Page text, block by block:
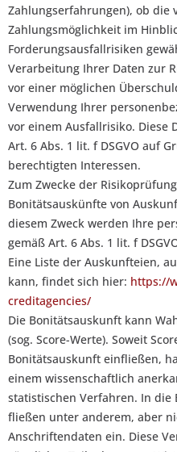
Zahlungserfahrungen), ob die
Zahlungsmöglichkeit im
Forderungsausfallrisiken
Verarbeitung Ihrer Daten zur
vor einer möglichen
Verwendung Ihrer
vor einem Ausfallrisiko. Diese
Art. 6 Abs. 1 lit. f DSGVO auf
berechtigten Interessen.
Zum Zwecke der
Bonitätsauskünfte von
diesem Zweck werden Ihre
gemäß Art. 6 Abs. 1 lit. f
Eine Liste der Auskunfteien,
kann, findet sich hier: https://
creditagencies/
Die Bonitätsauskunft kann
(sog. Score-Werte). Soweit
Bonitätsauskunft einfließen,
einem wissenschaftlich
statistischen Verfahren. In die
fließen unter anderem, aber
Anschriftendaten ein. Diese